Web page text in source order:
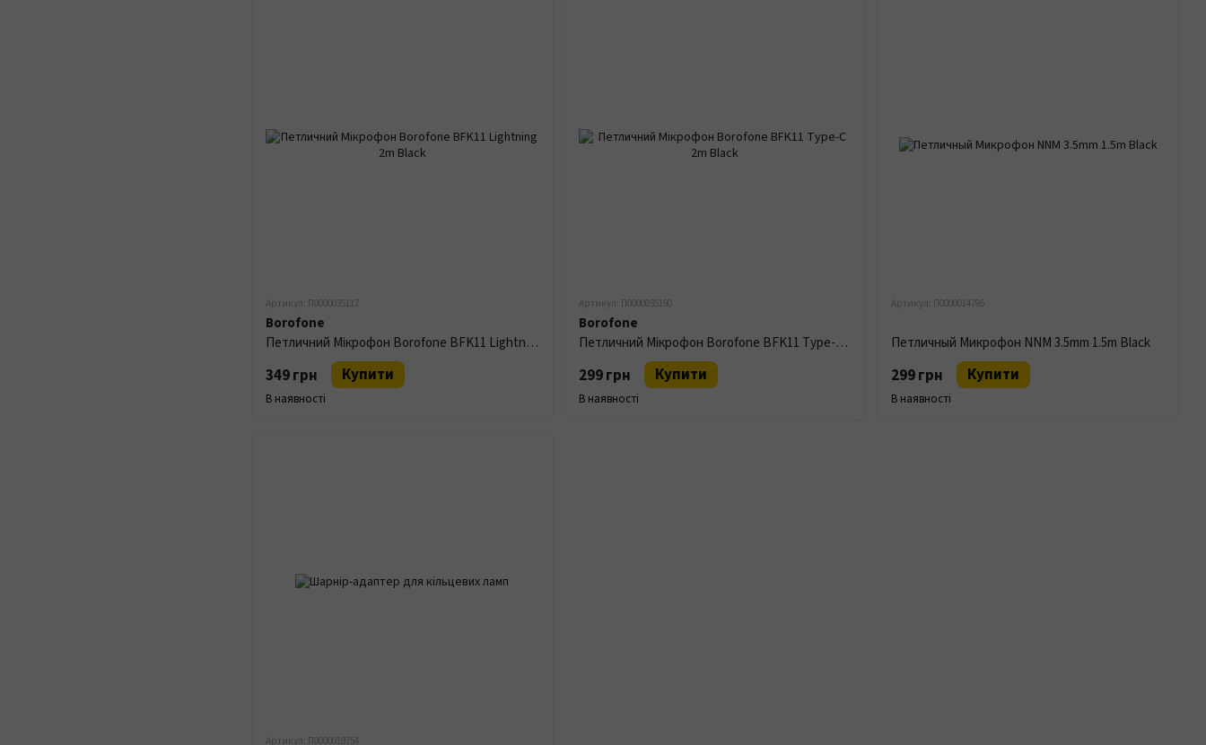
Артикул: П0000035117
Borofone
Петличний Мікрофон Borofone BFK11 Lightning 2m Black
349 грн Купити
В наявності
Артикул: П0000035190
Borofone
Петличний Мікрофон Borofone BFK11 Type-C 2m Black
299 грн Купити
В наявності
Артикул: П0000014795
Петличный Микрофон NNM 3.5mm 1.5m Black
299 грн Купити
В наявності
Артикул: П0000019754